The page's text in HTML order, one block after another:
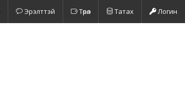
Эрэлттэй Төрөл Татах Логин